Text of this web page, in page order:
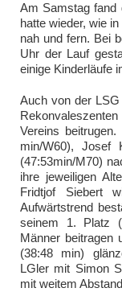
Am Samstag fand
hatte wieder, wie
nah und fern. Bei
Uhr der Lauf
einige Kinderläufe
Auch von der LSG
Vereins
min/W60), Josef
(47:53min/M70)
ihre jeweiligen
Fridtjof Siebert
Aufwärtstrend
seinem 1. Platz
Männer beitragen
(38:48 min)
LGler mit Simon
mit weitem